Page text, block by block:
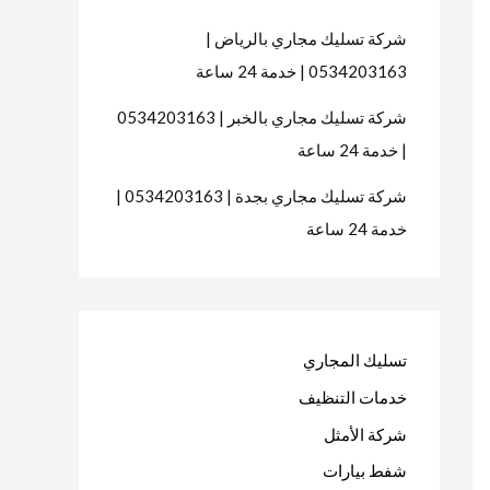
شركة تسليك مجاري بالرياض |
0534203163 | خدمة 24 ساعة
شركة تسليك مجاري بالخبر | 0534203163
| خدمة 24 ساعة
شركة تسليك مجاري بجدة | 0534203163 |
خدمة 24 ساعة
تسليك المجاري
خدمات التنظيف
شركة الأمثل
شفط بيارات